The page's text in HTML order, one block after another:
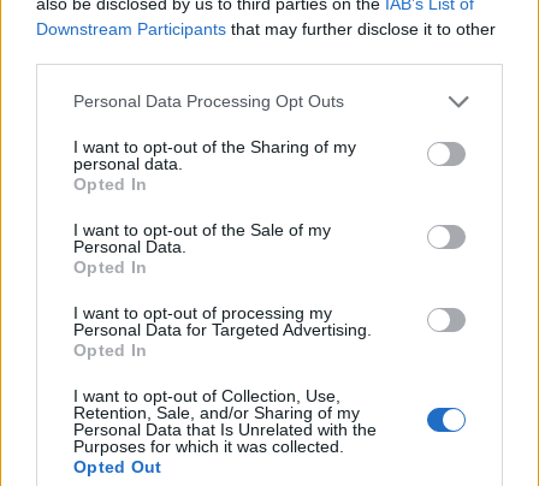
Downstream Participants that may further disclose it to other
Personal Data Processing Opt Outs
I want to opt-out of the Sharing of my
personal data.
Opted In
I want to opt-out of the Sale of my
Personal Data.
Opted In
I want to opt-out of processing my
Personal Data for Targeted Advertising.
Opted In
I want to opt-out of Collection, Use,
Retention, Sale, and/or Sharing of my
Personal Data that Is Unrelated with the
Purposes for which it was collected.
Opted Out
Opozorilo:Po 297. členu Kazenskega zakonika je
posameznik kazensko odgovoren za javno spodbujanje
sovraštva, nasilja ali nestrpnosti. Komentarji z žaljivimi,
Pravila komentiranja →
Failed to fetch
Prihajajoči dogodki
7 18:00
AVG Smrt Robina Hooda
AVG
7
Aktivne poletne počitnice z ustvarjalci Studia
Spin
08:00